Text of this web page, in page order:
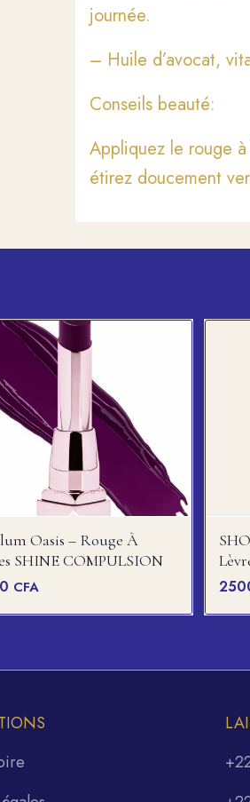
journée.
– Huile d’avocat,
Conseils beauté:
Appliquez le rouge
étirez doucement
Oasis – Rouge À
SHINE COMPULSION
CFA